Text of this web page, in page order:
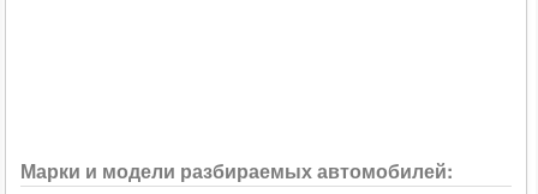
Марки и модели разбираемых автомобилей: